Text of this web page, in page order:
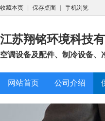
收藏本页 保存桌面 手机浏览
江苏翔铭环境科技
空调设备及配件、制冷设备、
网站首页 公司介绍